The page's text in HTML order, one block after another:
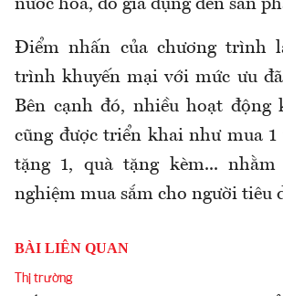
nước hoa, đồ gia dụng đến sản
Điểm nhấn của chương trình
trình khuyến mại với mức ưu
Bên cạnh đó, nhiều hoạt động
cũng được triển khai như mua 1
tặng 1, quà tặng kèm...
nghiệm mua sắm cho người tiêu
BÀI LIÊN QUAN
Thị trường